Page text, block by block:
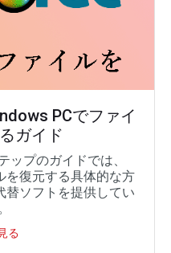
PCでファイ
ガイド
ップのガイドでは、
を復元する具体的な方
替ソフトを提供してい
る